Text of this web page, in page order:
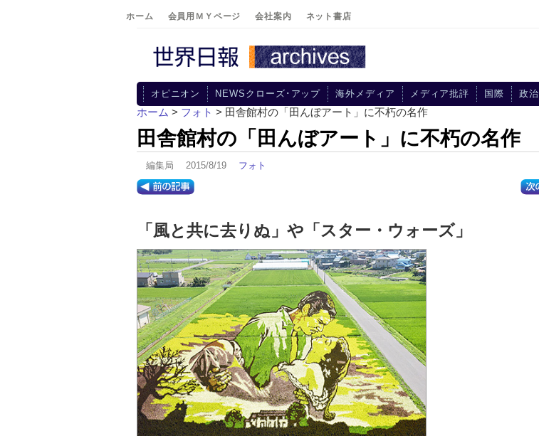
ホーム 会員用ＭＹページ 会社案内 ネット書店
オピニオン NEWSクローズ･アップ 海外メディア メディア批評 国際 政治
ホーム > フォト > 田舎館村の「田んぼアート」に不朽の名作
田舎館村の「田んぼアート」に不朽の名作
編集局 2015/8/19 フォト
「風と共に去りぬ」や「スター・ウォーズ」